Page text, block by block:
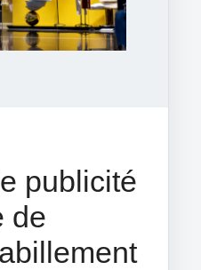
publicité
de